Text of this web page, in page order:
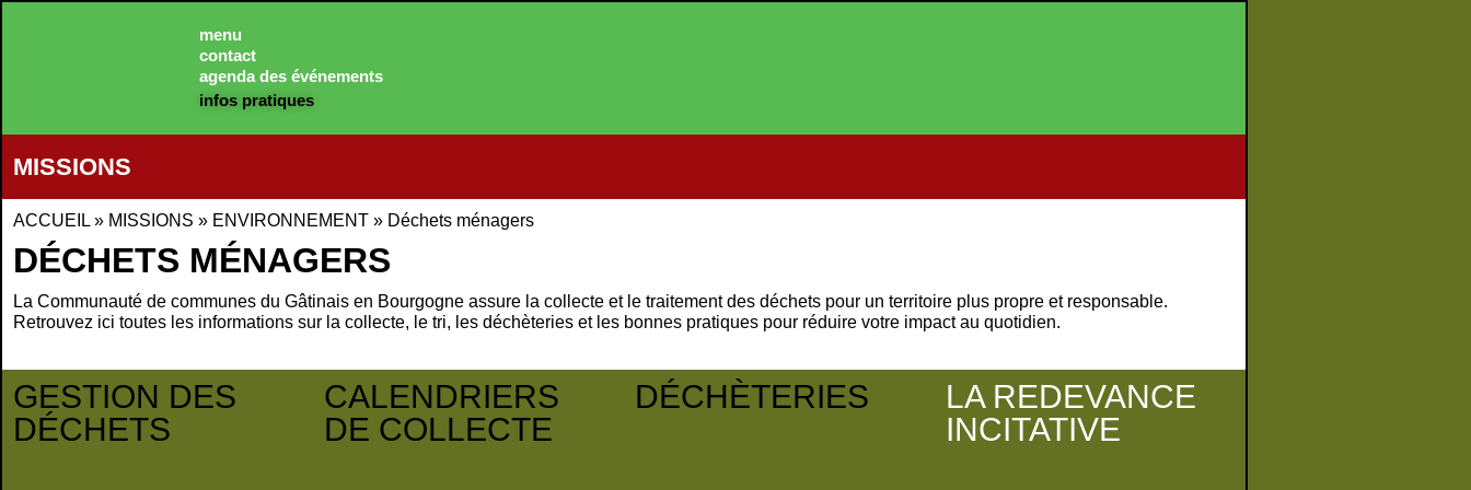
menu
contact
agenda des événements
infos pratiques
MISSIONS
ACCUEIL » MISSIONS » ENVIRONNEMENT » Déchets ménagers
DÉCHETS MÉNAGERS
La Communauté de communes du Gâtinais en Bourgogne assure la collecte et le traitement des déchets pour un territoire plus propre et responsable.
Retrouvez ici toutes les informations sur la collecte, le tri, les déchèteries et les bonnes pratiques pour réduire votre impact au quotidien.
GESTION DES
DÉCHETS
CALENDRIERS
DE COLLECTE
DÉCHÈTERIES
LA REDEVANCE
INCITATIVE